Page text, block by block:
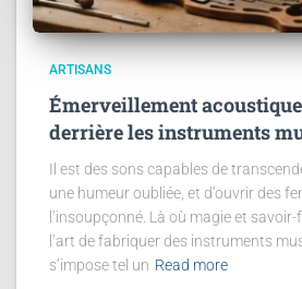
ARTISANS
Émerveillement
derrière les instruments
Il est des sons capables de
une humeur oubliée, et d’ouvrir des
l’insoupçonné. Là où magie et savoir-
l’art de fabriquer des instruments
s’impose tel un Read more